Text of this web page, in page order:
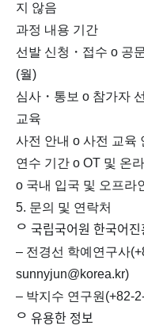
지 않음
과정 내용 기간
선발 신청・접수 o 공
(월)
심사・통보 o 참가자
교육
사전 안내 o 사전 교육
연수 기간 o OT 및 온
o 국내 입국 및 오프라
5. 문의 및 연락처
ᄋ 국립국어원 한국어진
– 전경선 학예연구사
sunnyjun@korea.kr)
– 박지수 연구원(+82-
ᄋ 유용한 정보